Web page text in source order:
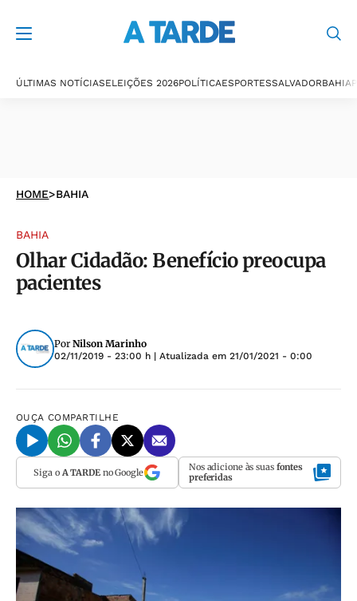
ÚLTIMAS NOTÍCIASELEIÇÕES 2026POLÍTICAESPORTESSALVADORBAHIA
HOME>BAHIA
BAHIA
Olhar Cidadão: Benefício preocupa
pacientes
Por Nilson Marinho
02/11/2019 - 23:00 h | Atualizada em 21/01/2021 - 0:00
OUÇA COMPARTILHE
Siga o A TARDEno Google Nos adicione às suas fontes
preferidas